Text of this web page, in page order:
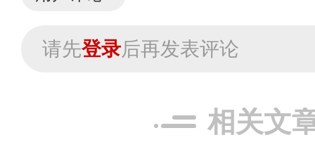
请先登录后再发表评论
相关文